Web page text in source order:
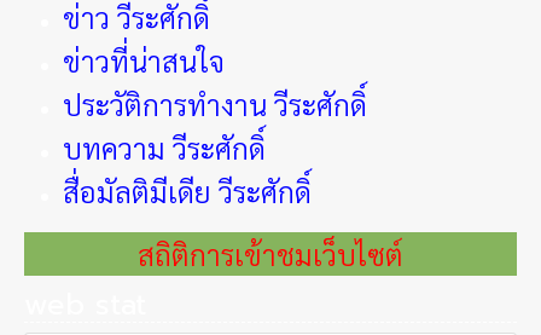
ข่าว วีระศักดิ์
ข่าวที่น่าสนใจ
ประวัติการทำงาน วีระศักดิ์
บทความ วีระศักดิ์
สื่อมัลติมีเดีย วีระศักดิ์
สถิติการเข้าชมเว็บไซต์